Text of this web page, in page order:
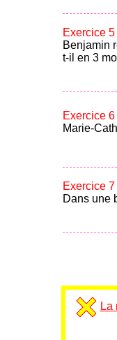
Exercice 5
Benjamin
t-il en 3
Exercice 6
Marie-
Exercice 7
Dans une
La